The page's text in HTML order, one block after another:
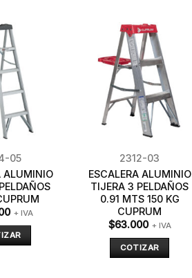
05
ALUMINIO
+ IVA
2312-03
ESCALERA ALUMINIO
TIJERA 3 PELDAÑOS
0.91 MTS 150 KG
CUPRUM
$63.000 + IVA
COTIZAR